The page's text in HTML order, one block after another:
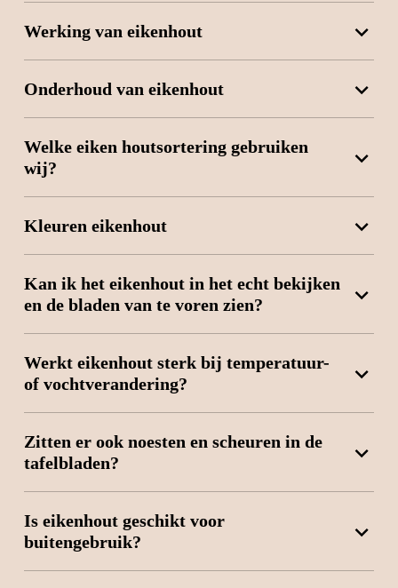
Werking van eikenhout
Onderhoud van eikenhout
Welke eiken houtsortering gebruiken
wij?
Kleuren eikenhout
Kan ik het eikenhout in het echt bekijken
en de bladen van te voren zien?
Werkt eikenhout sterk bij temperatuur-
of vochtverandering?
Zitten er ook noesten en scheuren in de
tafelbladen?
Is eikenhout geschikt voor
buitengebruik?